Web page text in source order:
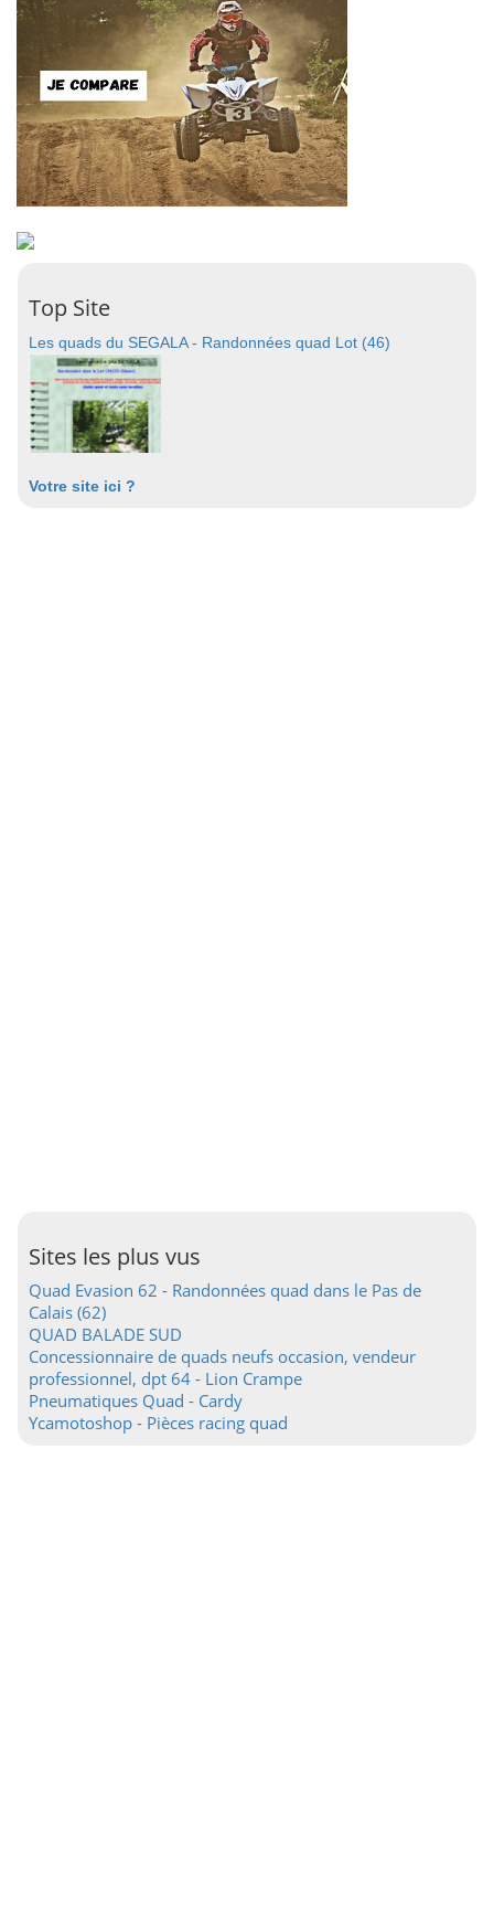
Top Site
Les quads du SEGALA - Randonnées quad Lot (46)
Votre site ici ?
Sites les plus vus
Quad Evasion 62 - Randonnées quad dans le Pas de
Calais (62)
QUAD BALADE SUD
Concessionnaire de quads neufs occasion, vendeur
professionnel, dpt 64 - Lion Crampe
Pneumatiques Quad - Cardy
Ycamotoshop - Pièces racing quad